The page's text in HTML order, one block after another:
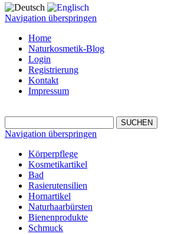
Navigation überspringen
Home
Naturkosmetik-Blog
Login
Registrierung
Kontakt
Impressum
Navigation überspringen
Körperpflege
Kosmetikartikel
Bad
Rasierutensilien
Hornartikel
Naturhaarbürsten
Bienenprodukte
Schmuck